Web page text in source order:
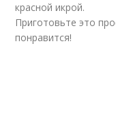
красной икрой.
Приготовьте это
понравится!